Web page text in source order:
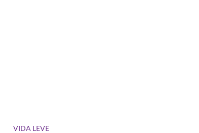
VIDA LEVE